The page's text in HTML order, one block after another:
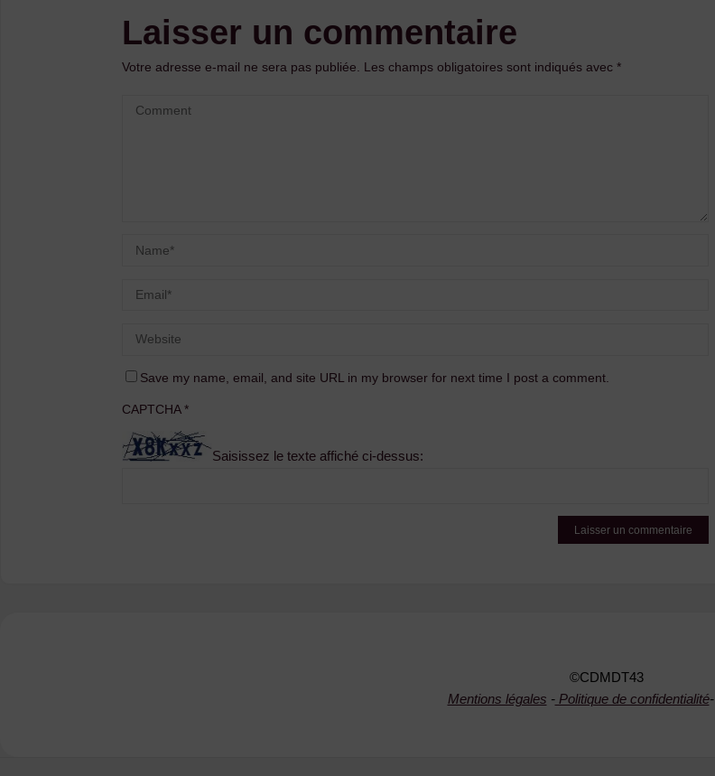
Laisser un commentaire
Votre adresse e-mail ne sera pas publiée. Les champs obligatoires sont indiqués avec*
Save my name, email, and site URL in my browser for next time I post a comment.
CAPTCHA*
Saisissez le texte affiché ci-dessus:
©CDMDT43
Mentions légales -Politique de confidentialité-